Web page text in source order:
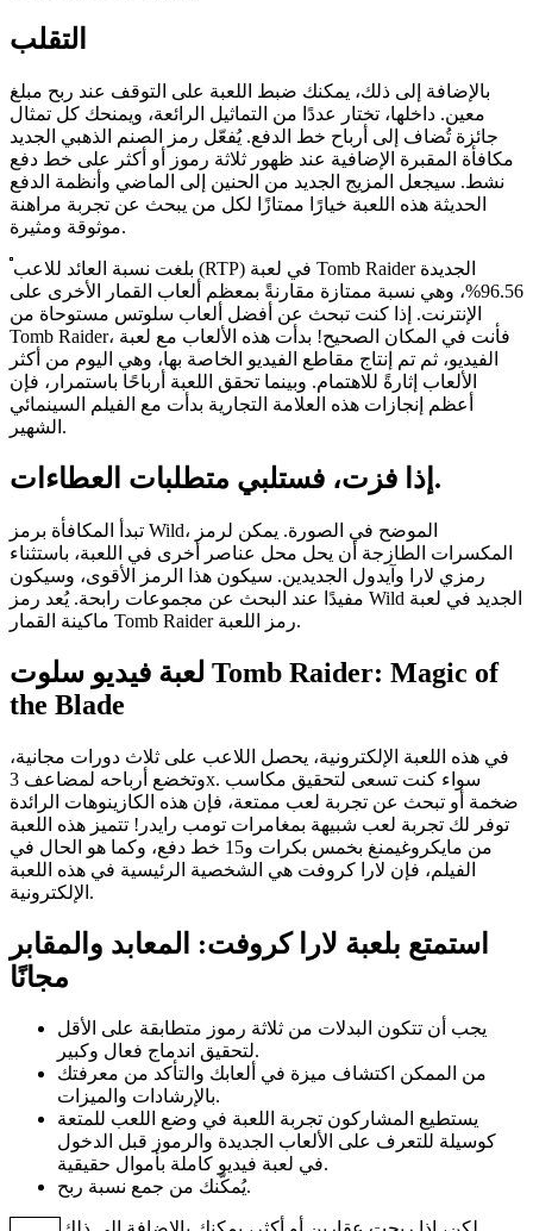
التقلب
بالإضافة إلى ذلك، يمكنك ضبط اللعبة على التوقف عند ربح مبلغ
معين. داخلها، تختار عددًا من التماثيل الرائعة، ويمنحك كل تمثال
جائزة تُضاف إلى أرباح خط الدفع. يُفعّل رمز الصنم الذهبي الجديد
مكافأة المقبرة الإضافية عند ظهور ثلاثة رموز أو أكثر على خط دفع
نشط. سيجعل المزيج الجديد من الحنين إلى الماضي وأنظمة الدفع
الحديثة هذه اللعبة خيارًا ممتازًا لكل من يبحث عن تجربة مراهنة
موثوقة ومثيرة.
بلغت نسبة العائد للاعب (RTP) في لعبة Tomb Raider الجديدة
96.56%، وهي نسبة ممتازة مقارنةً بمعظم ألعاب القمار الأخرى على
الإنترنت. إذا كنت تبحث عن أفضل ألعاب سلوتس مستوحاة من
Tomb Raider، فأنت في المكان الصحيح! بدأت هذه الألعاب مع لعبة
الفيديو، ثم تم إنتاج مقاطع الفيديو الخاصة بها، وهي اليوم من أكثر
الألعاب إثارةً للاهتمام. وبينما تحقق اللعبة أرباحًا باستمرار، فإن
أعظم إنجازات هذه العلامة التجارية بدأت مع الفيلم السينمائي
الشهير.
إذا فزت، فستلبي متطلبات العطاءات.
تبدأ المكافأة برمز Wild، الموضح في الصورة. يمكن لرمز
المكسرات الطازجة أن يحل محل عناصر أخرى في اللعبة، باستثناء
رمزي لارا وآيدول الجديدين. سيكون هذا الرمز الأقوى، وسيكون
مفيدًا عند البحث عن مجموعات رابحة. يُعد رمز Wild الجديد في لعبة
ماكينة القمار Tomb Raider رمز اللعبة.
لعبة فيديو سلوت Tomb Raider: Magic of
the Blade
في هذه اللعبة الإلكترونية، يحصل اللاعب على ثلاث دورات مجانية،
وتخضع أرباحه لمضاعف 3x. سواء كنت تسعى لتحقيق مكاسب
ضخمة أو تبحث عن تجربة لعب ممتعة، فإن هذه الكازينوهات الرائدة
توفر لك تجربة لعب شبيهة بمغامرات تومب رايدر! تتميز هذه اللعبة
من مايكروغيمنغ بخمس بكرات و15 خط دفع، وكما هو الحال في
الفيلم، فإن لارا كروفت هي الشخصية الرئيسية في هذه اللعبة
الإلكترونية.
استمتع بلعبة لارا كروفت: المعابد والمقابر
مجانًا
يجب أن تتكون البدلات من ثلاثة رموز متطابقة على الأقل
لتحقيق اندماج فعال وكبير.
من الممكن اكتشاف ميزة في ألعابك والتأكد من معرفتك
بالإرشادات والميزات.
يستطيع المشاركون تجربة اللعبة في وضع اللعب للمتعة
كوسيلة للتعرف على الألعاب الجديدة والرموز قبل الدخول
في لعبة فيديو كاملة بأموال حقيقية.
يُمكّنك من جمع نسبة ربح.